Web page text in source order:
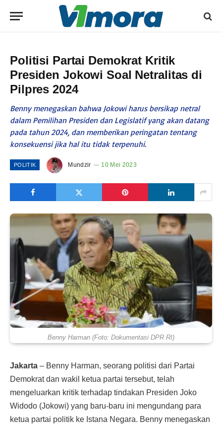
Politisi Partai Demokrat Kritik
Presiden Jokowi Soal Netralitas di
Pilpres 2024
Benny menegaskan bahwa Jokowi harus bersikap netral
dalam Pemilihan Presiden dan Legislatif yang akan datang
pada tahun 2024, dan memberikan peringatan tentang
konsekuensi jika hal itu tidak terpenuhi.
POLITIK Mundzir 10 Mei 2023
Benny Harman (Foto: Dokumentasi DPR RI)
Jakarta – Benny Harman, seorang politisi dari Partai
Demokrat dan wakil ketua partai tersebut, telah
mengeluarkan kritik terhadap tindakan Presiden Joko
Widodo (Jokowi) yang baru-baru ini mengundang para
ketua partai politik ke Istana Negara. Benny menegaskan